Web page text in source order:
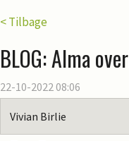
< Tilbage
BLOG: Alma
22-10-2022 08:06
Vivian Birlie